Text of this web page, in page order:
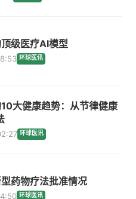
级医疗AI模型
环球医讯
大健康趋势：从节律健康
环球医讯
药物疗法批准情况
环球医讯